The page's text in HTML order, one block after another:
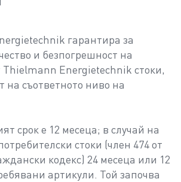
гарантира за
и безпогрешност на
Thielmann Energietechnik стоки,
на съответното ниво на
срок е 12 месеца; в случай на
стоки (член 474 от
кодекс) 24 месеца или 12
артикули. Той започва